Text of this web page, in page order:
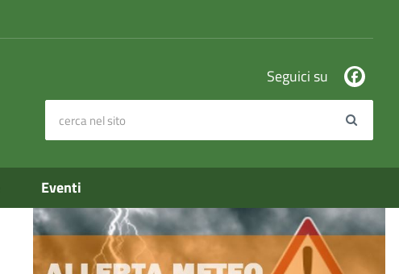
Seguici su
Eventi